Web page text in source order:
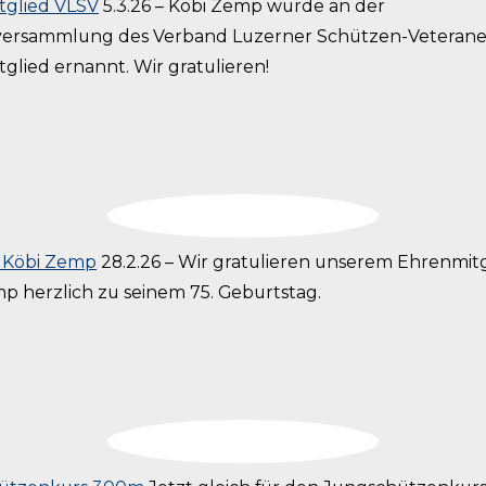
VLSV 5.3.26 – Köbi Zemp wurde an der
des Verband Luzerner Schützen-
ernannt. Wir gratulieren!
Zemp 28.2.26 – Wir gratulieren unserem
herzlich zu seinem 75. Geburtstag.